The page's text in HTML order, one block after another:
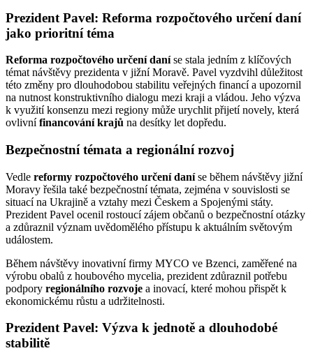
Prezident Pavel: Reforma rozpočtového určení daní
jako prioritní téma
Reforma rozpočtového určení daníse stala jedním z klíčových
témat návštěvy prezidenta v jižní Moravě. Pavel vyzdvihl důležitost
této změny pro dlouhodobou stabilitu veřejných financí a upozornil
na nutnost konstruktivního dialogu mezi kraji a vládou. Jeho výzva
k využití konsenzu mezi regiony může urychlit přijetí novely, která
ovlivnífinancování krajů na desítky let dopředu.
Bezpečnostní témata a regionální rozvoj
Vedle reformy rozpočtového určení daníse během návštěvy jižní
Moravy řešila také bezpečnostní témata, zejména v souvislosti se
situací na Ukrajině a vztahy mezi Českem a Spojenými státy.
Prezident Pavel ocenil rostoucí zájem občanů o bezpečnostní otázky
a zdůraznil význam uvědomělého přístupu k aktuálním světovým
událostem.
Během návštěvy inovativní firmy MYCO ve Bzenci, zaměřené na
výrobu obalů z houbového mycelia, prezident zdůraznil potřebu
podpory regionálního rozvoje a inovací, které mohou přispět k
ekonomickému růstu a udržitelnosti.
Prezident Pavel: Výzva k jednotě a dlouhodobé
stabilitě